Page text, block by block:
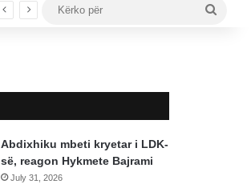
Abdixhiku mbeti kryetar i LDK-
së, reagon Hykmete Bajrami
July 31, 2026